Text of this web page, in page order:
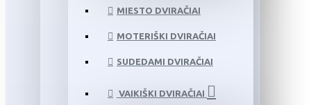
MIESTO DVIRAČIAI
MOTERIŠKI DVIRAČIAI
SUDEDAMI DVIRAČIAI
VAIKIŠKI DVIRAČIAI